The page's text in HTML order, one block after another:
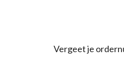
Vergeet je